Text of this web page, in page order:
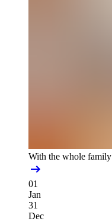
With the whole family
01
Jan
31
Dec